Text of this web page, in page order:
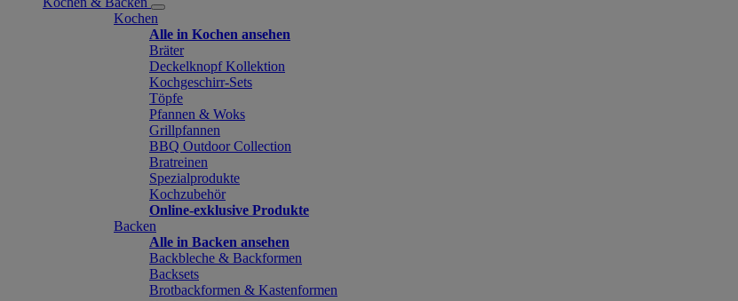
Kochen
Alle in Kochen ansehen
Bräter
Deckelknopf Kollektion
Kochgeschirr-Sets
Töpfe
Pfannen & Woks
Grillpfannen
BBQ Outdoor Collection
Bratreinen
Spezialprodukte
Kochzubehör
Online-exklusive Produkte
Backen
Alle in Backen ansehen
Backbleche & Backformen
Backsets
Brotbackformen & Kastenformen